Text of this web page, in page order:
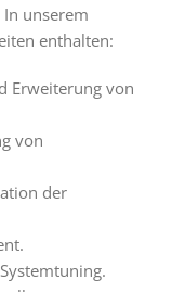
unserem
enthalten:
Erweiterung von
von
der